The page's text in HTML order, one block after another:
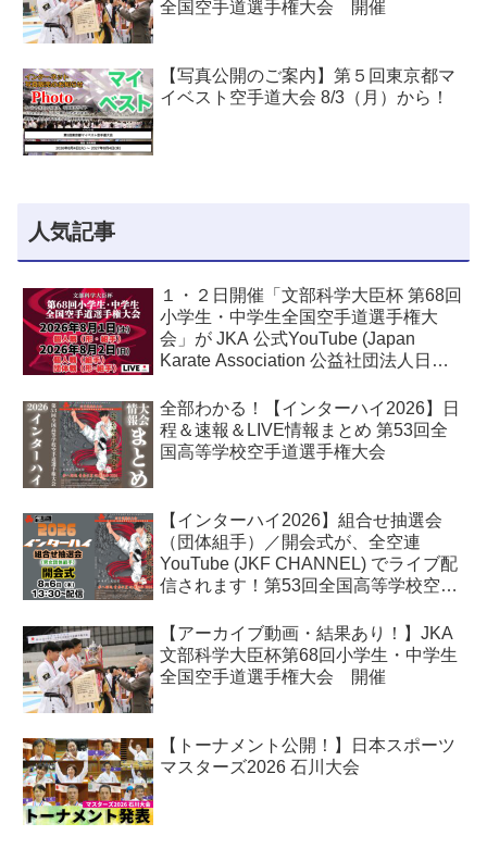
全国空手道選手権大会 開催
【写真公開のご案内】第５回東京都マ
イベスト空手道大会 8/3（月）から！
人気記事
１・２日開催「文部科学大臣杯 第68回
小学生・中学生全国空手道選手権大
会」が JKA 公式YouTube (Japan
Karate Association 公益社団法人日本
全部わかる！【インターハイ2026】日
程＆速報＆LIVE情報まとめ 第53回全
国高等学校空手道選手権大会
【インターハイ2026】組合せ抽選会
（団体組手）／開会式が、全空連
YouTube (JKF CHANNEL) でライブ配
信されます！第53回全国高等学校空手
【アーカイブ動画・結果あり！】JKA
文部科学大臣杯第68回小学生・中学生
全国空手道選手権大会 開催
【トーナメント公開！】日本スポーツ
マスターズ2026 石川大会